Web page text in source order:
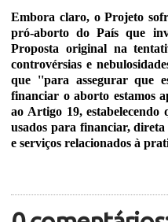
Embora claro, o Projeto
pró-aborto do País que
Proposta original na
controvérsias e
que ''para assegurar que
financiar o aborto estamos
ao Artigo 19, estabelecendo
usados para financiar,
e serviços relacionados à